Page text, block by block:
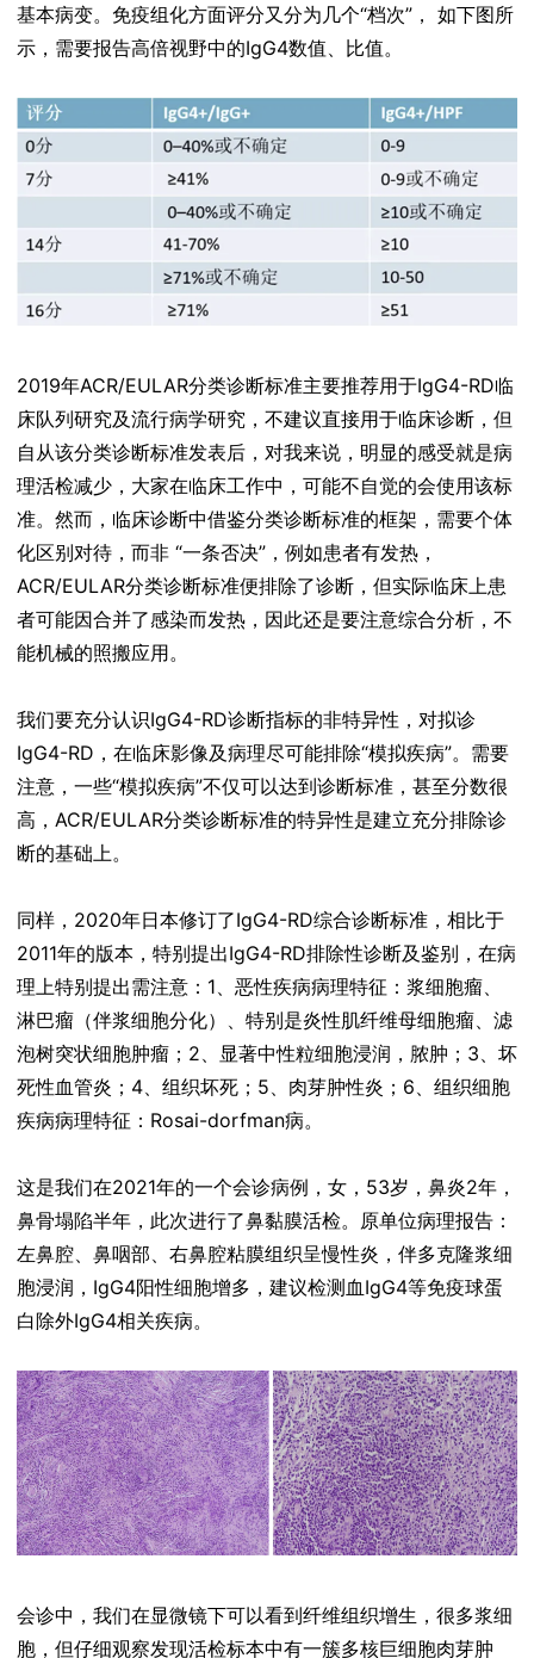
基本病变。免疫组化方面评分又分为几个“档次”， 如下图所
示，需要报告高倍视野中的IgG4数值、比值。
2019年ACR/EULAR分类诊断标准主要推荐用于IgG4-RD临
床队列研究及流行病学研究，不建议直接用于临床诊断，但
自从该分类诊断标准发表后，对我来说，明显的感受就是病
理活检减少，大家在临床工作中，可能不自觉的会使用该标
准。然而，临床诊断中借鉴分类诊断标准的框架，需要个体
化区别对待，而非 “一条否决”，例如患者有发热，
ACR/EULAR分类诊断标准便排除了诊断，但实际临床上患
者可能因合并了感染而发热，因此还是要注意综合分析，不
能机械的照搬应用。
我们要充分认识IgG4-RD诊断指标的非特异性，对拟诊
IgG4-RD，在临床影像及病理尽可能排除“模拟疾病”。需要
注意，一些“模拟疾病”不仅可以达到诊断标准，甚至分数很
高，ACR/EULAR分类诊断标准的特异性是建立充分排除诊
断的基础上。
同样，2020年日本修订了IgG4-RD综合诊断标准，相比于
2011年的版本，特别提出IgG4-RD排除性诊断及鉴别，在病
理上特别提出需注意：1、恶性疾病病理特征：浆细胞瘤、
淋巴瘤（伴浆细胞分化）、特别是炎性肌纤维母细胞瘤、滤
泡树突状细胞肿瘤；2、显著中性粒细胞浸润，脓肿；3、坏
死性血管炎；4、组织坏死；5、肉芽肿性炎；6、组织细胞
疾病病理特征：Rosai-dorfman病。
这是我们在2021年的一个会诊病例，女，53岁，鼻炎2年，
鼻骨塌陷半年，此次进行了鼻黏膜活检。原单位病理报告：
左鼻腔、鼻咽部、右鼻腔粘膜组织呈慢性炎，伴多克隆浆细
胞浸润，IgG4阳性细胞增多，建议检测血IgG4等免疫球蛋
白除外IgG4相关疾病。
会诊中，我们在显微镜下可以看到纤维组织增生，很多浆细
胞，但仔细观察发现活检标本中有一簇多核巨细胞肉芽肿